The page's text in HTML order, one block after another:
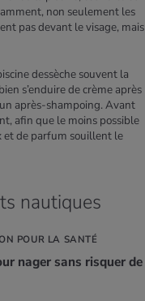
non seulement les
pas devant le visage, mais
dessèche souvent la
s’enduire de crème après
après-shampoing. Avant
afin que le moins possible
et de parfum souillent le
nautiques
POUR LA SANTÉ
nager sans ris­quer de